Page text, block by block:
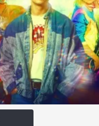
ПРО ВРАЧЕЙ
ПРО
ПРО
ЛЮБОВНЫЕ